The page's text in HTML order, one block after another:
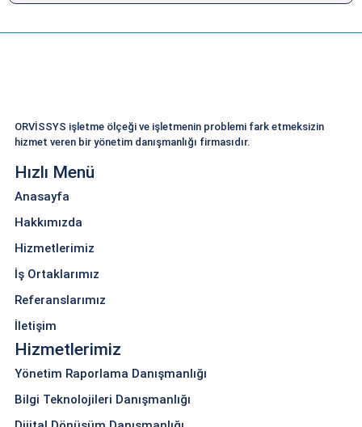
ORVİSSYS işletme ölçeği ve işletmenin problemi fark etmeksizin
hizmet veren bir yönetim danışmanlığı firmasıdır.
Hızlı Menü
Anasayfa
Hakkımızda
Hizmetlerimiz
İş Ortaklarımız
Referanslarımız
İletişim
Hizmetlerimiz
Yönetim Raporlama Danışmanlığı
Bilgi Teknolojileri Danışmanlığı